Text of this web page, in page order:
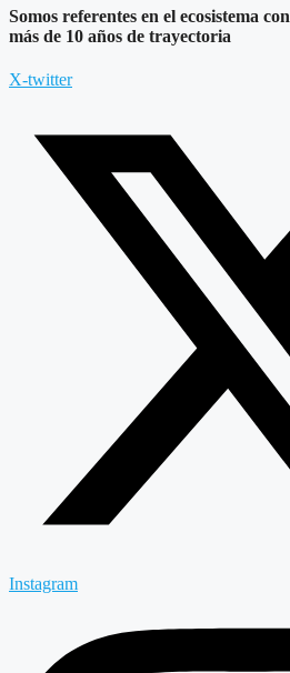
Somos referentes en el ecosistema con
más de 10 años de trayectoria
X-twitter
Instagram